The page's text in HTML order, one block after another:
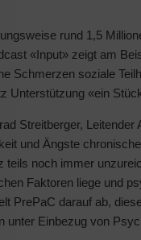
rund 1,5
«Input» zeigt am
Schmerzen soziale
Unterstützung «ein
Streitberger,
und Ängste
noch immer
Faktoren liege und
PrePaC darauf ab,
Einbezug von